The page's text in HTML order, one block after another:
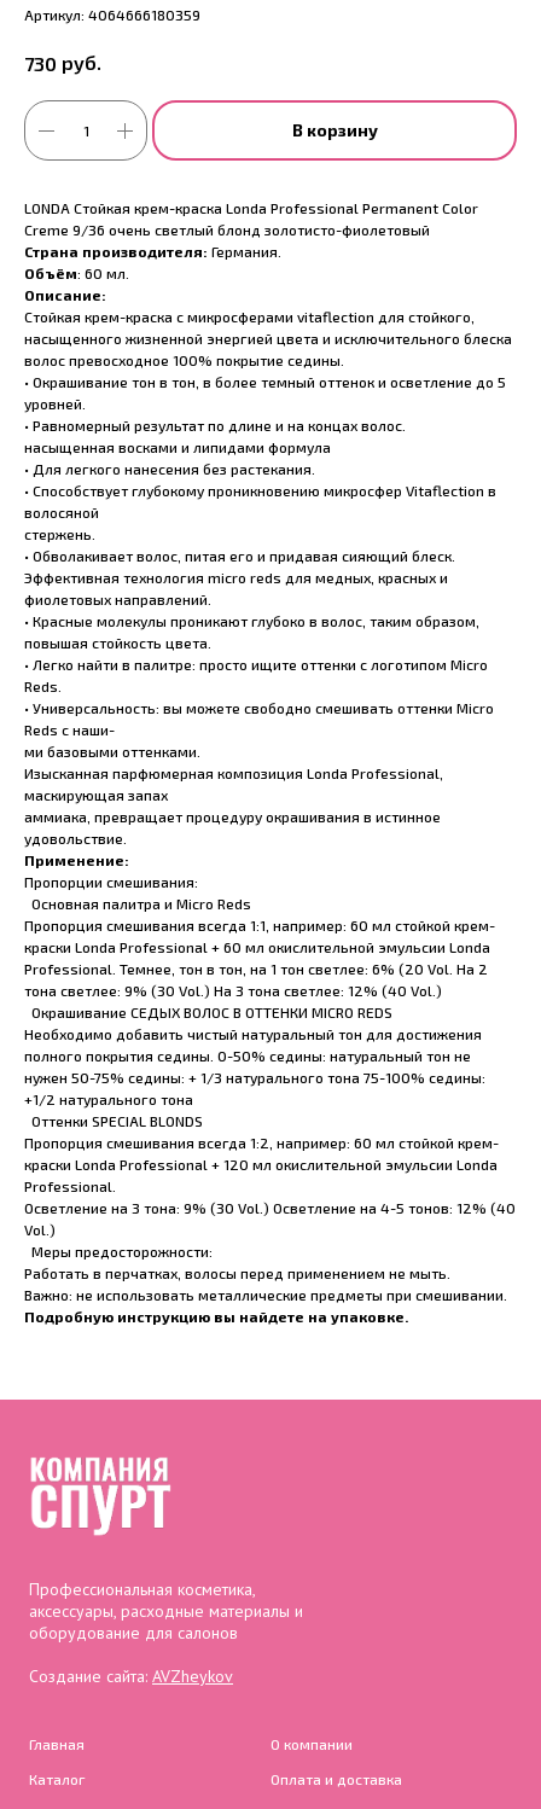
Артикул: 4064666180359
730 руб.
В корзину
LONDA Стойкая крем-краска Londa Professional Permanent Color
Creme 9/36 очень светлый блонд золотисто-фиолетовый
Страна производителя: Германия.
Объём: 60 мл.
Описание:
Стойкая крем-краска с микросферами vitaflection для стойкого,
насыщенного жизненной энергией цвета и исключительного блеска
волос превосходное 100% покрытие седины.
• Окрашивание тон в тон, в более темный оттенок и осветление до 5
уровней.
• Равномерный результат по длине и на концах волос.
насыщенная восками и липидами формула
• Для легкого нанесения без растекания.
• Способствует глубокому проникновению микросфер Vitaflection в
волосяной
стержень.
• Обволакивает волос, питая его и придавая сияющий блеск.
Эффективная технология micro reds для медных, красных и
фиолетовых направлений.
• Красные молекулы проникают глубоко в волос, таким образом,
повышая стойкость цвета.
• Легко найти в палитре: просто ищите оттенки с логотипом Micro
Reds.
• Универсальность: вы можете свободно смешивать оттенки Micro
Reds с наши-
ми базовыми оттенками.
Изысканная парфюмерная композиция Londa Professional,
маскирующая запах
аммиака, превращает процедуру окрашивания в истинное
удовольствие.
Применение:
Пропорции смешивания:
Основная палитра и Micro Reds
Пропорция смешивания всегда 1:1, например: 60 мл стойкой крем-
краски Londa Professional + 60 мл окислительной эмульсии Londa
Professional. Темнее, тон в тон, на 1 тон светлее: 6% (20 Vol. На 2
тона светлее: 9% (30 Vol.) На 3 тона светлее: 12% (40 Vol.)
Окрашивание СЕДЫХ ВОЛОС В ОТТЕНКИ MICRO REDS
Необходимо добавить чистый натуральный тон для достижения
полного покрытия седины. 0-50% седины: натуральный тон не
нужен 50-75% седины: + 1/3 натурального тона 75-100% седины:
+1/2 натурального тона
Оттенки SPECIAL BLONDS
Пропорция смешивания всегда 1:2, например: 60 мл стойкой крем-
краски Londa Professional + 120 мл окислительной эмульсии Londa
Professional.
Осветление на 3 тона: 9% (30 Vol.) Осветление на 4-5 тонов: 12% (40
Vol.)
Меры предосторожности:
Работать в перчатках, волосы перед применением не мыть.
Важно: не использовать металлические предметы при смешивании.
Подробную инструкцию вы найдете на упаковке.
Профессиональная косметика,
аксессуары, расходные материалы и
оборудование для салонов
Создание сайта: AVZheykov
Главная
Каталог
О компании
Оплата и доставка